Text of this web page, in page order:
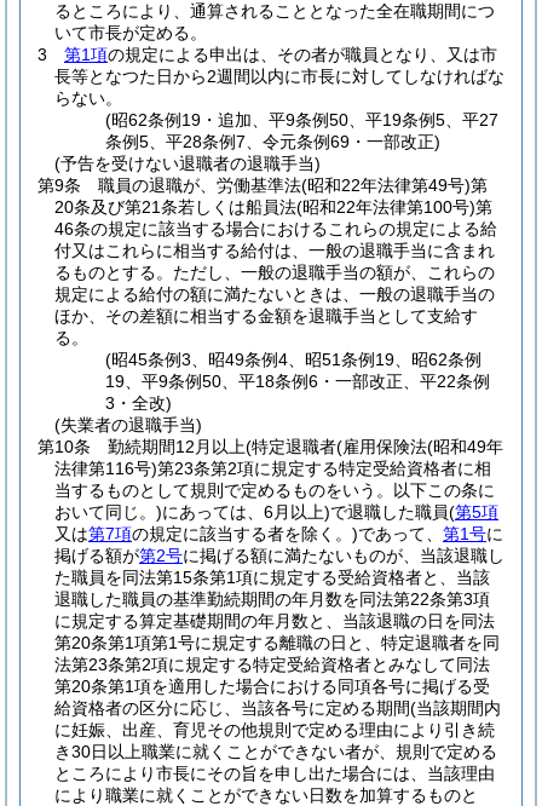
るところにより、通算されることとなった全在職期間につ
いて市長が定める。
3
第1項の規定による申出は、その者が職員となり、又は市
長等となつた日から2週間以内に市長に対してしなければな
らない。
(昭62条例19・追加、平9条例50、平19条例5、平27
条例5、平28条例7、令元条例69・一部改正)
(予告を受けない退職者の退職手当)
第9条
職員の退職が、労働基準法(昭和22年法律第49号)第
20条及び第21条若しくは船員法(昭和22年法律第100号)第
46条の規定に該当する場合におけるこれらの規定による給
付又はこれらに相当する給付は、一般の退職手当に含まれ
るものとする。 ただし、一般の退職手当の額が、これらの
規定による給付の額に満たないときは、一般の退職手当の
ほか、その差額に相当する金額を退職手当として支給す
る。
(昭45条例3、昭49条例4、昭51条例19、昭62条例
19、平9条例50、平18条例6・一部改正、平22条例
3・全改)
(失業者の退職手当)
第10条
勤続期間12月以上(特定退職者(雇用保険法(昭和49年
法律第116号)第23条第2項に規定する特定受給資格者に相
当するものとして規則で定めるものをいう。以下この条に
おいて同じ。)にあっては、6月以上)で退職した職員(第5項
又は第7項の規定に該当する者を除く。)であって、 第1号に
掲げる額が第2号に掲げる額に満たないものが、当該退職し
た職員を同法第15条第1項に規定する受給資格者と、当該
退職した職員の基準勤続期間の年月数を同法第22条第3項
に規定する算定基礎期間の年月数と、当該退職の日を同法
第20条第1項第1号に規定する離職の日と、特定退職者を同
法第23条第2項に規定する特定受給資格者とみなして同法
第20条第1項を適用した場合における同項各号に掲げる受
給資格者の区分に応じ、当該各号に定める期間(当該期間内
に妊娠、出産、育児その他規則で定める理由により引き続
き30日以上職業に就くことができない者が、規則で定める
ところにより市長にその旨を申し出た場合には、当該理由
により職業に就くことができない日数を加算するものと